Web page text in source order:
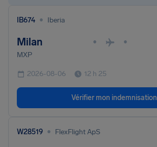
IB674 • Iberia
Milan • •
MXP
2026-08-06 12 h 25
Vérifier mon indemnisation
W28519 • FlexFlight ApS